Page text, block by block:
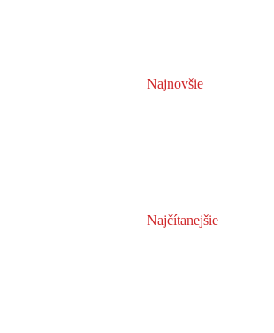
Najnovšie
Najčítanejšie